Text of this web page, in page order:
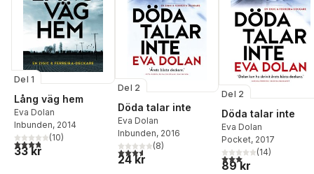
Del 1
Lång väg hem
Eva Dolan
Inbunden, 2014
3,8utav 5 stjärnor. Totalt antal röster:
(10)
33 kr
Del 2
Döda talar inte
Eva Dolan
Inbunden, 2016
3,6utav 5 stjärnor. Totalt antal röster:
(8)
24 kr
Del 2
Döda talar inte
Eva Dolan
Pocket, 2017
3,0utav 5 stjärnor.
(14)
89 kr